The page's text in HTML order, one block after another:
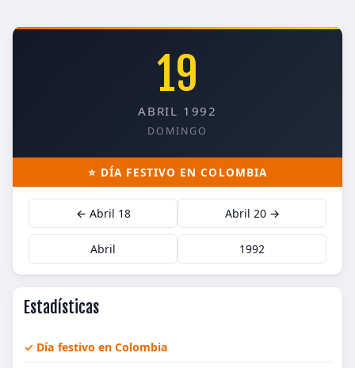
19
ABRIL 1992
DOMINGO
⭐ DÍA FESTIVO EN COLOMBIA
← Abril 18 Abril 20 →
Abril 1992
Estadísticas
✓ Día festivo en Colombia